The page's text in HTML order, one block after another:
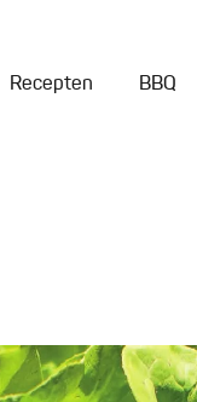
Recepten BBQ